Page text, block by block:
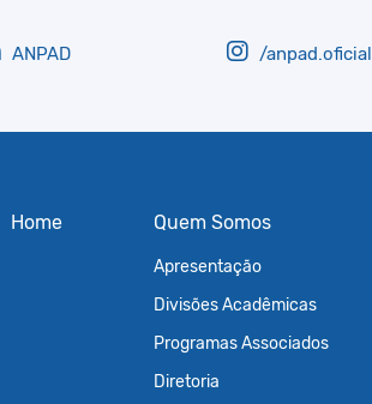
ANPAD /anpad.oficial
Home Quem Somos
Apresentação
Divisões Acadêmicas
Programas Associados
Diretoria